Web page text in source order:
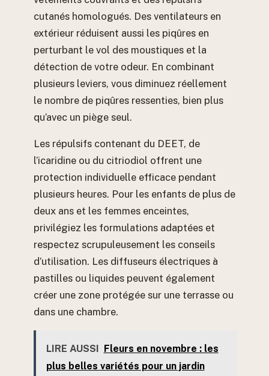
cutanés homologués. Des ventilateurs en
extérieur réduisent aussi les piqûres en
perturbant le vol des moustiques et la
détection de votre odeur. En combinant
plusieurs leviers, vous diminuez réellement
le nombre de piqûres ressenties, bien plus
qu’avec un piège seul.
Les répulsifs contenant du DEET, de
l’icaridine ou du citriodiol offrent une
protection individuelle efficace pendant
plusieurs heures. Pour les enfants de plus de
deux ans et les femmes enceintes,
privilégiez les formulations adaptées et
respectez scrupuleusement les conseils
d’utilisation. Les diffuseurs électriques à
pastilles ou liquides peuvent également
créer une zone protégée sur une terrasse ou
dans une chambre.
LIRE AUSSI Fleurs en novembre : les
plus belles variétés pour un jardin